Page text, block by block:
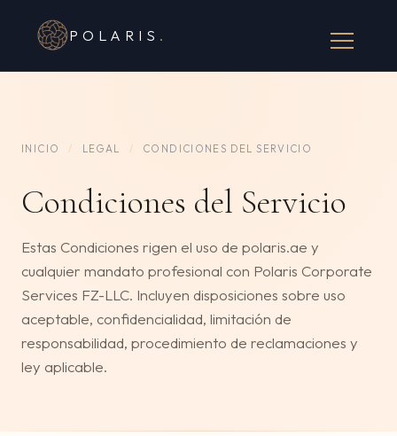
POLARIS .
INICIO / LEGAL / CONDICIONES DEL SERVICIO
Condiciones del Servicio
Estas Condiciones rigen el uso de polaris.ae y
cualquier mandato profesional con Polaris Corporate
Services FZ-LLC. Incluyen disposiciones sobre uso
aceptable, confidencialidad, limitación de
responsabilidad, procedimiento de reclamaciones y
ley aplicable.